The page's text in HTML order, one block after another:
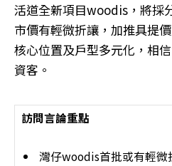
活道全新項目woodis，將採
市價有輕微折讓，加推具提
核心位置及戶型多元化，相
資客。
訪問言論重點
灣仔woodis首批或有輕微